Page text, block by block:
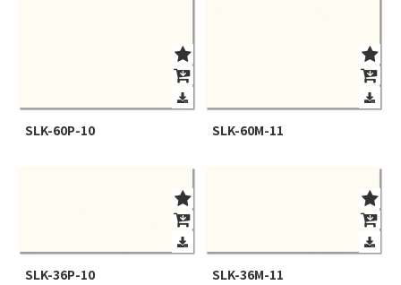
SLK-60P-10 SLK-60M-11
SLK-36P-10 SLK-36M-11